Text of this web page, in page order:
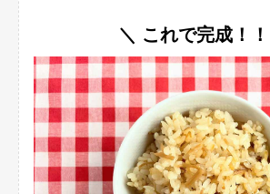
＼ これで完成！